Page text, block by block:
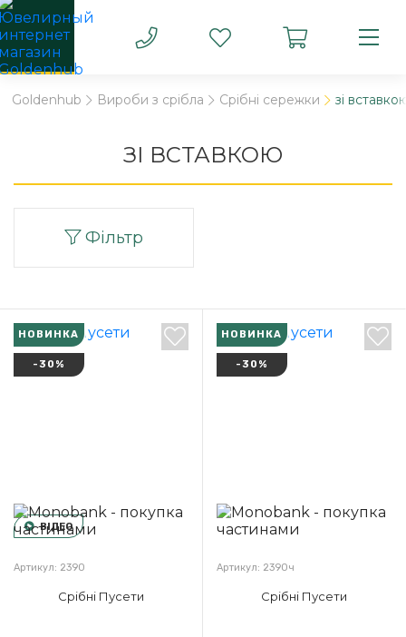
Goldenhub Вироби з срібла Срібні сережки зі
ЗІ ВСТАВКОЮ
Фільтр
НОВИНКА
-30%
ВІДЕО
Артикул: 2390
Срібні Пусети
НОВИНКА
-30%
Артикул: 2390ч
Срібні Пусети